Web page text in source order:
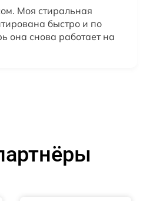
Моя стиральная
быстро и по
она снова работает на